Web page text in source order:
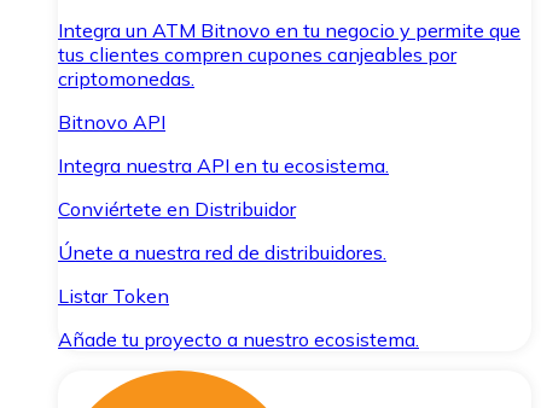
Integra un ATM Bitnovo en tu negocio y permite que
tus clientes compren cupones canjeables por
criptomonedas.
Bitnovo API
Integra nuestra API en tu ecosistema.
Conviértete en Distribuidor
Únete a nuestra red de distribuidores.
Listar Token
Añade tu proyecto a nuestro ecosistema.